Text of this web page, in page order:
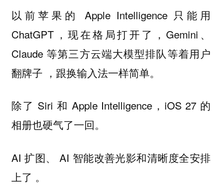
以前苹果的 Apple Intelligence 只能用
ChatGPT，现在格局打开了，Gemini、
Claude 等第三方云端大模型排队等着用户
翻牌子 ，跟换输入法一样简单。
除了 Siri 和 Apple Intelligence，iOS 27 的
相册也硬气了一回。
AI 扩图、 AI 智能改善光影和清晰度全安排
上了 。